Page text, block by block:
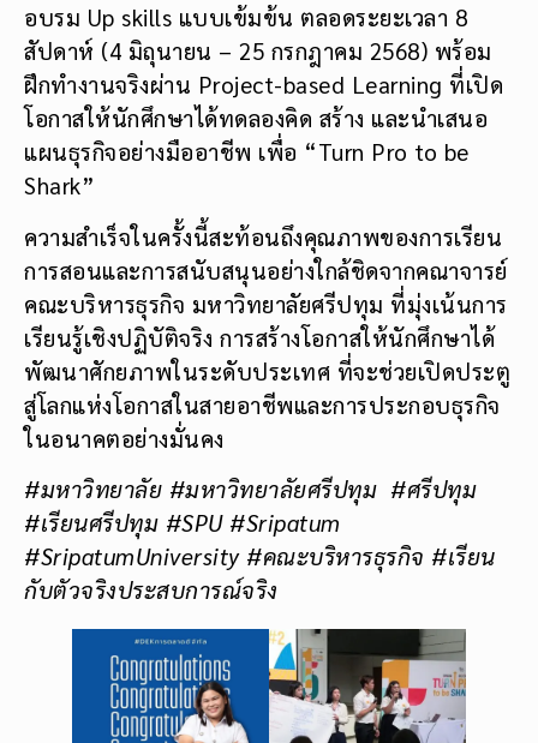
อบรม Up skills แบบเข้มข้น ตลอดระยะเวลา 8
สัปดาห์ (4 มิถุนายน – 25 กรกฎาคม 2568) พร้อม
ฝึกทำงานจริงผ่าน Project-based Learning ที่เปิด
โอกาสให้นักศึกษาได้ทดลองคิด สร้าง และนำเสนอ
แผนธุรกิจอย่างมืออาชีพ เพื่อ “Turn Pro to be
Shark”
ความสำเร็จในครั้งนี้สะท้อนถึงคุณภาพของการเรียน
การสอนและการสนับสนุนอย่างใกล้ชิดจากคณาจารย์
คณะบริหารธุรกิจ มหาวิทยาลัยศรีปทุม ที่มุ่งเน้นการ
เรียนรู้เชิงปฏิบัติจริง การสร้างโอกาสให้นักศึกษาได้
พัฒนาศักยภาพในระดับประเทศ ที่จะช่วยเปิดประตู
สู่โลกแห่งโอกาสในสายอาชีพและการประกอบธุรกิจ
ในอนาคตอย่างมั่นคง
#มหาวิทยาลัย #มหาวิทยาลัยศรีปทุม #ศรีปทุม
#เรียนศรีปทุม #SPU #Sripatum
#SripatumUniversity #คณะบริหารธุรกิจ #เรียน
กับตัวจริงประสบการณ์จริง